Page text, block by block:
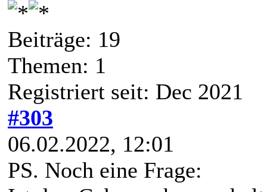
Beiträge: 19
Themen: 1
Registriert seit: Dec 2021
#303
06.02.2022, 12:01
PS. Noch eine Frage: